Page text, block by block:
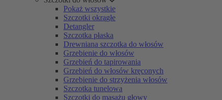
Pokaż wszystkie
Szczotki okrągłe
Detangler
Szczotka płaska
Drewniana szczotka do włosów
Grzebienie do włosów
Grzebień do tapirowania
Grzebień do włosów kręconych
Grzebienie do strzyżenia włosów
Szczotka tunelowa
Szczotki do masażu głowy